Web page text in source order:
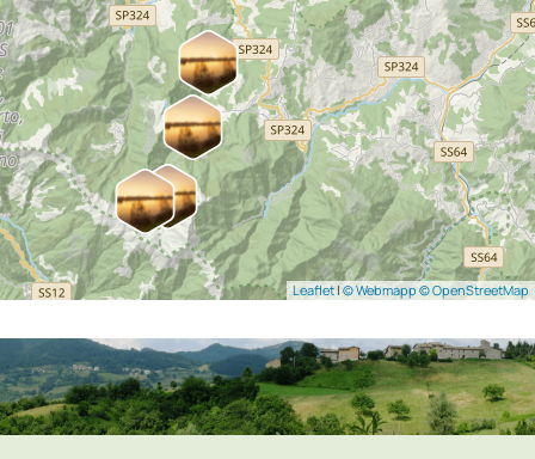
Leaflet | © Webmapp© OpenStreetMap